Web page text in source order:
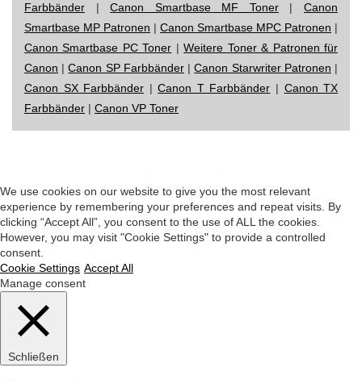
Farbbänder |Canon Smartbase MF Toner|Canon
Smartbase MP Patronen | Canon Smartbase MPC Patronen |
Canon Smartbase PC Toner |Weitere Toner & Patronen für
Canon |Canon SP Farbbänder|Canon Starwriter Patronen |
Canon SX Farbbänder |Canon T Farbbänder | Canon TX
Farbbänder | Canon VP Toner
We use cookies on our website to give you the most relevant
experience by remembering your preferences and repeat visits. By
clicking “Accept All”, you consent to the use of ALL the cookies.
However, you may visit "Cookie Settings" to provide a controlled
consent.
Cookie Settings Accept All
Manage consent
Schließen